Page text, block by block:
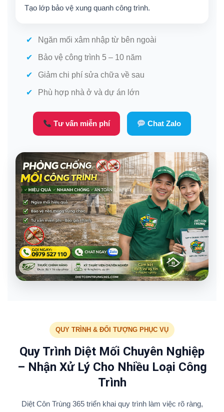
Tạo lớp bảo vệ xung quanh công trình.
Ngăn mối xâm nhập từ bên ngoài
Bảo vệ công trình 5 – 10 năm
Giảm chi phí sửa chữa về sau
Phù hợp nhà ở và dự án lớn
Tư vấn miễn phí Chat Zalo
QUY TRÌNH & ĐỐI TƯỢNG PHỤC VỤ
Quy Trình Diệt Mối Chuyên Nghiệp
– Nhận Xử Lý Cho Nhiều Loại Công
Trình
Diệt Côn Trùng 365 triển khai quy trình làm việc rõ ràng,